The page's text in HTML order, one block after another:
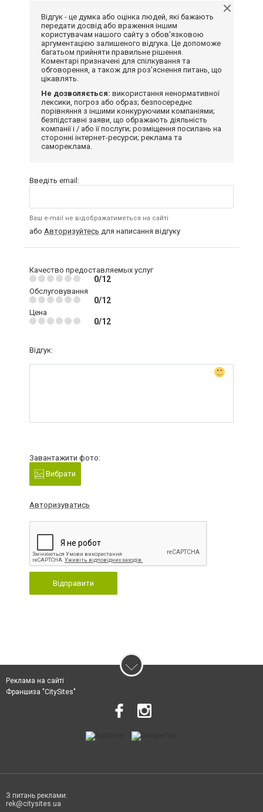
Відгук - це думка або оцінка людей, які бажають
передати досвід або враження іншим
користувачам нашого сайту з обов'язковою
аргументацією залишеного відгука. Це допоможе
багатьом прийняти правильне рішення.
Коментарі призначені для спілкування та
обговорення, а також для роз'яснення питань, що
цікавлять.
Не дозволяється: використання ненормативної
лексики, погроз або образ; безпосереднє
порівняння з іншими конкуруючими компаніями;
безпідставні заяви, що ображають діяльність
компанії і / або її послуги; розміщення посилань на
сторонні інтернет-ресурси; реклама та
самореклама.
Введіть email:
Ваш e-mail не відображатиметься на сайті
або Авторизуйтесь для написання відгуку
Качество предоставляемых услуг
0/12
Обслуговування
0/12
Цена
0/12
Відгук:
Завантажити фото:
Вибрати
Авторизуватись
Відправити
Реклама на сайті
Франшиза "CitySites"
З питань реклами:
rek@citysites.ua